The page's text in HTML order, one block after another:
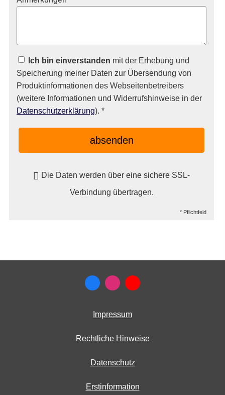
Ich bin einverstanden mit der Erhebung und
Speicherung meiner Daten zur Übersendung von
Produktinformationen des Webseitenbetreibers
(weitere Informationen und Widerrufshinweise in der
Datenschutzerklärung). *
absenden
Die Daten werden über eine sichere SSL-
Verbindung übertragen.
* Pflichtfeld
Impressum
Rechtliche Hinweise
Datenschutz
Erstinformation